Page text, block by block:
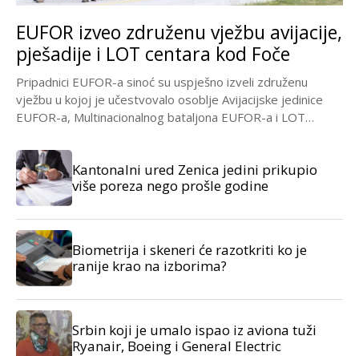
EUFOR izveo združenu vježbu avijacije,
pješadije i LOT centara kod Foče
Pripadnici EUFOR-a sinoć su uspješno izveli združenu
vježbu u kojoj je učestvovalo osoblje Avijacijske jedinice
EUFOR-a, Multinacionalnog bataljona EUFOR-a i LOT
Kantonalni ured Zenica jedini prikupio
više poreza nego prošle godine
Biometrija i skeneri će razotkriti ko je
ranije krao na izborima?
Srbin koji je umalo ispao iz aviona tuži
Ryanair, Boeing i General Electric